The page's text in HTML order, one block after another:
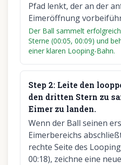
Pfad lenkt, der an der
Eimeröffnung
Der Ball sammelt
Sterne (00:05, 00:09) und
einer klaren Looping-Bahn.
Step 2: Leite den
den dritten Stern zu
Eimer zu landen.
Wenn der Ball seinen
Eimerbereichs
rechte Seite des
00:18), zeichne eine